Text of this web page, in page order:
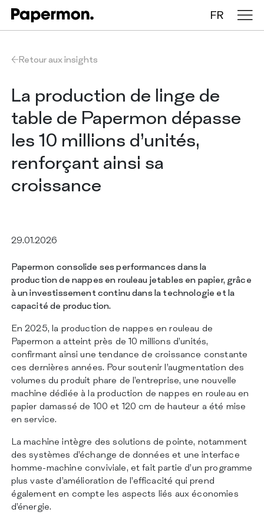
FR
Nappes en rouleau
Nappes pliées
Chemins de table
Sets de table
CATALOGUE
CERTIFICATIONS
CONTACTS
Retour aux insights
La production de linge de
table de Papermon dépasse
les 10 millions d’unités,
renforçant ainsi sa
croissance
29.01.2026
Papermonconsolide ses performances dans la
production de nappes en rouleau jetables en papier, grâce
à un investissement continu dans la technologie et la
capacité de production.
En 2025, la production de nappes en rouleau de
Papermon a atteint près de 10 millions d’unités,
confirmant ainsi une tendance de croissance constante
ces dernières années. Pour soutenir l’augmentation des
volumes du produit phare de l’entreprise, une nouvelle
machine dédiée à la production de nappes en rouleau en
papier damassé de 100 et 120 cm de hauteur a été mise
en service.
La machine intègre des solutions de pointe, notamment
des systèmes d’échange de données et une interface
homme-machine conviviale, et fait partie d’un programme
plus vaste d’amélioration de l’efficacité qui prend
également en compte les aspects liés aux économies
d’énergie.